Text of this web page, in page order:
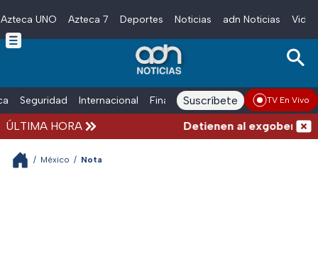
Skip to main content
Azteca UNO Azteca 7 Deportes Noticias adn Noticias
Seguridad Internacional Finanzas adn Noticias Radio
Suscríbete TV En Vivo
ÚLTIMA HORA Detienen al
/ México / Nota